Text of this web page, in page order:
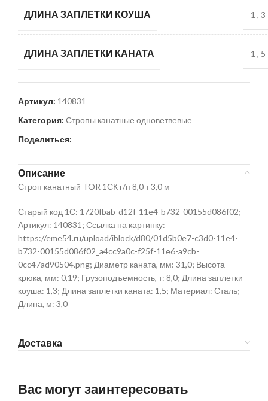
ДЛИНА ЗАПЛЕТКИ КОУША 1 , 3
ДЛИНА ЗАПЛЕТКИ КАНАТА 1 , 5
Артикул: 140831
Категория: Стропы канатные одноветвевые
Поделиться:
Описание
Строп канатный TOR 1СК г/п 8,0 т 3,0 м
Старый код 1С: 1720fbab-d12f-11e4-b732-00155d086f02;
Артикул: 140831; Ссылка на картинку:
https://eme54.ru/upload/iblock/d80/01d5b0e7-c3d0-11e4-
b732-00155d086f02_a4cc9a0c-f25f-11e6-a9cb-
0cc47ad90504.png; Диаметр каната, мм: 31,0; Высота
крюка, мм: 0,19; Грузоподъемность, т: 8,0; Длина заплетки
коуша: 1,3; Длина заплетки каната: 1,5; Материал: Сталь;
Длина, м: 3,0
Доставка
Вас могут заинтересовать